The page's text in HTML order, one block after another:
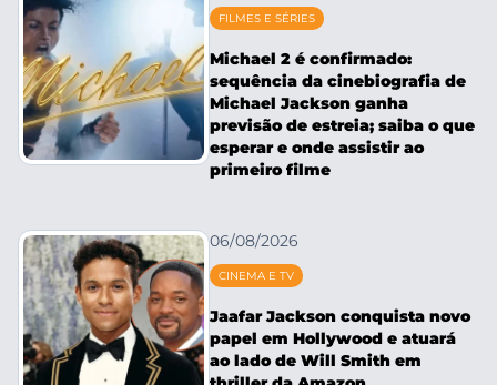
FILMES E SÉRIES
Michael 2 é confirmado:
sequência da cinebiografia de
Michael Jackson ganha
previsão de estreia; saiba o que
esperar e onde assistir ao
primeiro filme
06/08/2026
CINEMA E TV
Jaafar Jackson conquista novo
papel em Hollywood e atuará
ao lado de Will Smith em